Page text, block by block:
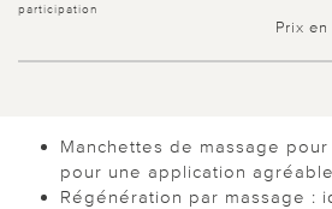
participation
Prix
Manchettes de massage
pour une application
Régénération par massage :